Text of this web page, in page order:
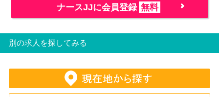
ナースJJに会員登録 無料
別の求人を探してみる